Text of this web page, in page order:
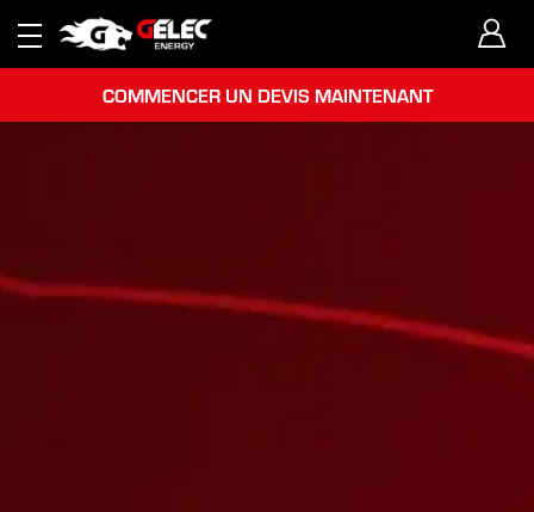
COMMENCER UN DEVIS MAINTENANT